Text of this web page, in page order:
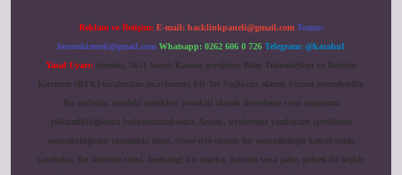
Reklam ve İletişim: E-mail: backlinkpaneli@gmail.com Teams:
forumhizmeti@gmail.com Whatsapp: 0262 606 0 726 Telegram: @karabul
Yasal Uyarı: Sitemiz, 5651 Sayılı Kanun gereğince Bilgi Teknolojileri ve İletişim
Kurumu (BTK) tarafından onaylanmış bir Yer Sağlayıcı olarak hizmet vermektedir.
Bu nedenle, sitedeki içerikleri proaktif olarak denetleme veya araştırma
yükümlülüğümüz bulunmamaktadır. Ancak, üyelerimiz yazdıkları içeriklerin
sorumluluğunu taşımakta olup, siteye üye olarak bu sorumluluğu kabul etmiş
sayılırlar. Bu internet sitesi, herhangi bir marka, kurum veya şahıs şirketi ile hiçbir